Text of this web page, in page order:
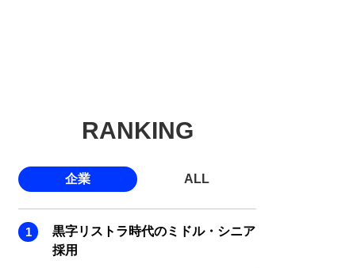
RANKING
企業 ALL
黒字リストラ時代のミドル・シニア
採用